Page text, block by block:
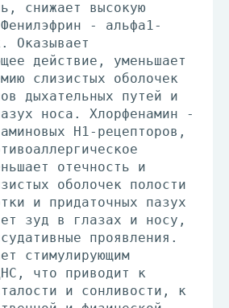
снижает высокую
- альфа1-
Оказывает
действие, уменьшает
слизистых оболочек
дыхательных путей и
носа. Хлорфенамин -
H1-рецепторов,
отечность и
оболочек полости
и придаточных пазух
зуд в глазах и носу,
проявления.
стимулирующим
что приводит к
и сонливости, к